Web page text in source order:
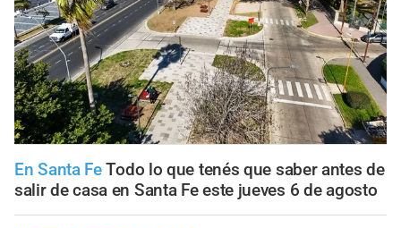
En Santa Fe Todo lo que tenés que saber antes de
salir de casa en Santa Fe este jueves 6 de agosto